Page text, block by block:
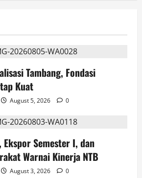
Tambang, Fondasi
Kuat
August 5, 2026
0
Ekspor Semester I, dan
Warnai Kinerja NTB
August 3, 2026
0